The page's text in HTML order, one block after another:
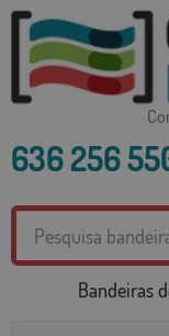
636 256
Bandeiras